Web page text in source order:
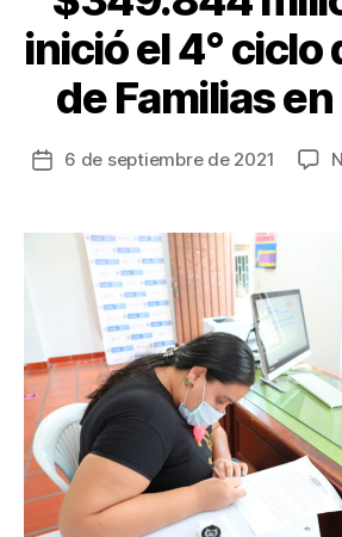
inició el 4° ciclo
de Familias
Fecha
entrada
6 de septiembre de 2021